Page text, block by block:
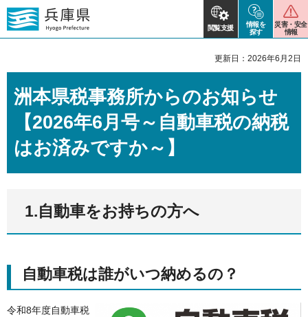
閲覧支援
情報を
探す
災害・安全
情報
更新日：2026年6月2日
洲本県税事務所からのお知らせ
【2026年6月号～自動車税の納税
はお済みですか～】
1.自動車をお持ちの方へ
自動車税は誰がいつ納めるの？
令和8年度自動車税